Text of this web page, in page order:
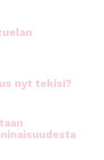
nyt tekisi?